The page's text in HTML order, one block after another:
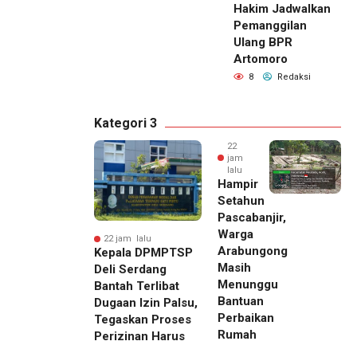
Hakim Jadwalkan
Pemanggilan
Ulang BPR
Artomoro
8 Redaksi
Kategori 3
22 jam lalu
Kepala DPMPTSP
Deli Serdang
Bantah Terlibat
Dugaan Izin Palsu,
Tegaskan Proses
Perizinan Harus
22
jam
lalu
Hampir
Setahun
Pascabanjir,
Warga
Arabungong
Masih
Menunggu
Bantuan
Perbaikan
Rumah